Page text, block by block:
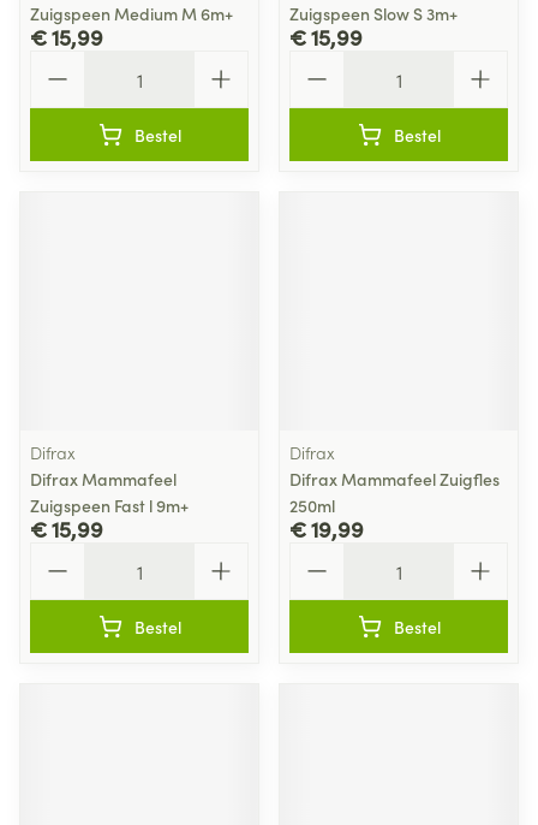
Zuigspeen Medium M 6m+
€ 15,99
Bestel
Zuigspeen Slow S 3m+
€ 15,99
Bestel
Difrax
Difrax Mammafeel
Zuigspeen Fast l 9m+
€ 15,99
Bestel
Difrax
Difrax Mammafeel Zuigfles
250ml
€ 19,99
Bestel